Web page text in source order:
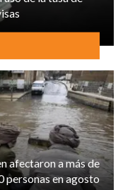
afectaron a más de
personas en agosto